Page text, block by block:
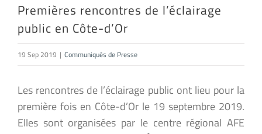
Premières rencontres de l’éclairage
public en Côte-d’Or
19 Sep 2019 | Communiqués de Presse
Les rencontres de l’éclairage public ont lieu pour la
première fois en Côte-d’Or le 19 septembre 2019.
Elles sont organisées par le centre régional AFE